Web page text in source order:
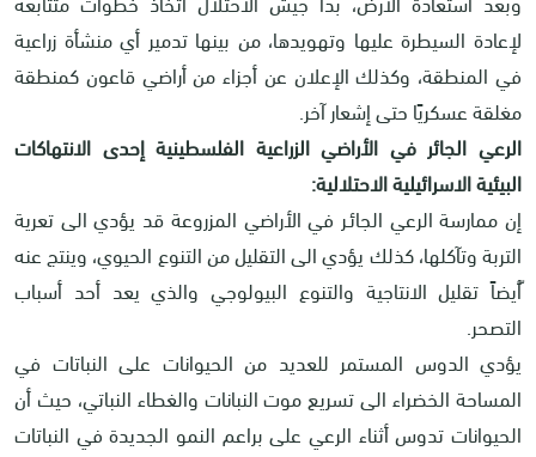
لإعادة السيطرة عليها وتهويدها، من بينها تدمير أي منشأة زراعية
في المنطقة، وكذلك الإعلان عن أجزاء من أراضي قاعون كمنطقة
مغلقة عسكريًا حتى إشعار آخر.
الرعي الجائر في الأراضي الزراعية الفلسطينية إحدى الانتهاكات
البيئية الاسرائيلية الاحتلالية:
إن ممارسة الرعي الجائـر في الأراضي المزروعة قد يؤدي الى تعرية
التربة وتآكلها، كذلك يؤدي الى التقليل من التنوع الحيوي، وينتج عنه
ّأيضاً تقليل الانتاجية والتنوع البيولوجي والذي يعد أحد أسباب
التصحر.
يؤدي الدوس المستمر للعديد من الحيوانات على النباتات في
المساحة الخضراء الى تسريع موت النبانات والغطاء النباتي، حيث أن
الحيوانات تدوس أثناء الرعي على براعم النمو الجديدة في النباتات